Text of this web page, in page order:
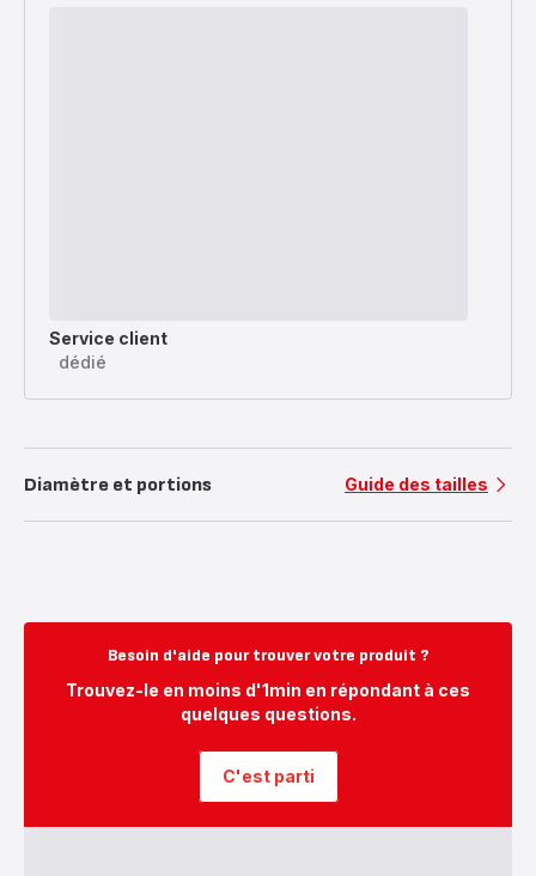
Service client
dédié
Diamètre et portions Guide des tailles
Besoin d'aide pour trouver votre produit ?
Trouvez-le en moins d'1min en répondant à ces
quelques questions.
C'est parti